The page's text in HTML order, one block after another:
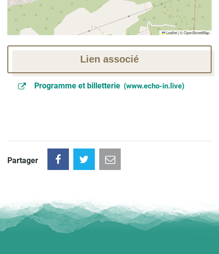
Leaflet|©OpenStreetMap
Lien associé
Programme et billetterie www.echo-in.live
Partager